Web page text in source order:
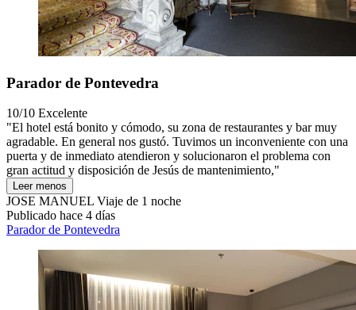
Parador de Pontevedra
10/10 Excelente
"El hotel está bonito y cómodo, su zona de restaurantes y bar muy
agradable. En general nos gustó. Tuvimos un inconveniente con una
puerta y de inmediato atendieron y solucionaron el problema con
gran actitud y disposición de Jesús de mantenimiento,"
Leer menos
JOSE MANUEL Viaje de 1 noche
Publicado hace 4 días
Parador de Pontevedra